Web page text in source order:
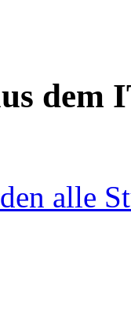
dem
alle